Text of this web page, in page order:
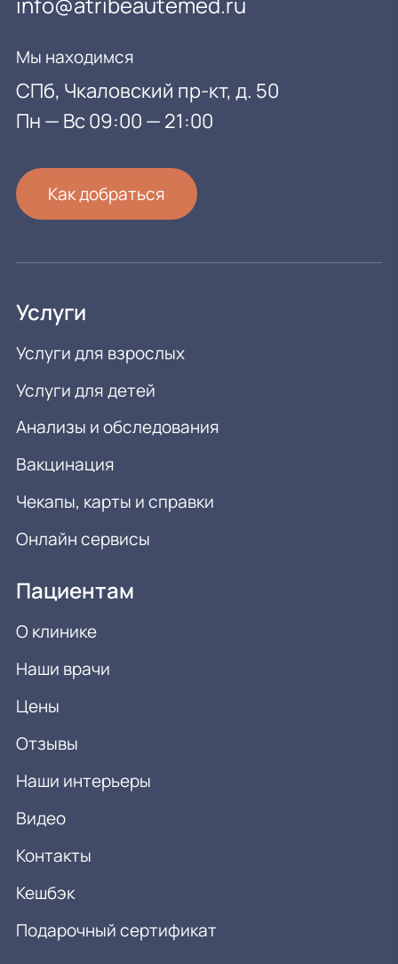
Мы находимся
СПб, Чкаловский пр-кт, д. 50
Пн — Вс 09:00 — 21:00
Как добраться
Услуги
Услуги для взрослых
Услуги для детей
Анализы и обследования
Вакцинация
Чекапы, карты и справки
Онлайн сервисы
Пациентам
О клинике
Наши врачи
Цены
Отзывы
Наши интерьеры
Видео
Контакты
Кешбэк
Подарочный сертификат